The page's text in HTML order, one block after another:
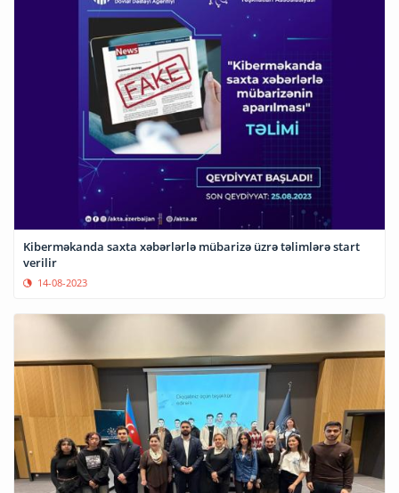
Kiberməkanda saxta xəbərlərlə mübarizə üzrə təlimlərə start
verilir
14-08-2023